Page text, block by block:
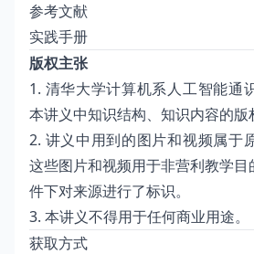
参考文献
实践手册
版权主张
1. 清华大学计算机系人工智能通
本讲义中知识结构、知识内容的版
2. 讲义中用到的图片和视频属于
这些图片和视频用于非营利教学
件下对来源进行了标识。
3. 本讲义不得用于任何商业用途。
获取方式